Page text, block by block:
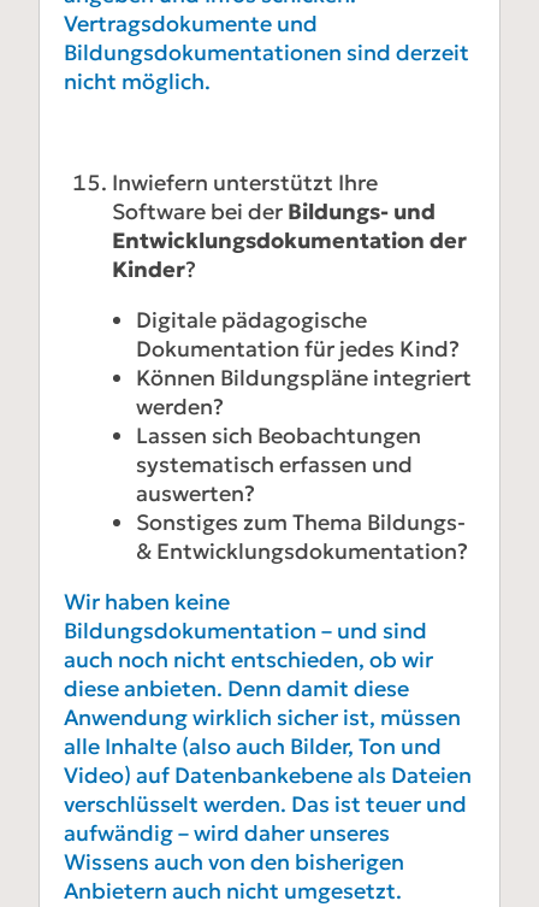
Vertragsdokumente und
Bildungsdokumentationen sind derzeit
nicht möglich.
Inwiefern unterstützt Ihre
Software bei der Bildungs- und
Entwicklungsdokumentation der
Kinder?
Digitale pädagogische
Dokumentation für jedes Kind?
Können Bildungspläne integriert
werden?
Lassen sich Beobachtungen
systematisch erfassen und
auswerten?
Sonstiges zum Thema Bildungs-
& Entwicklungsdokumentation?
Wir haben keine
Bildungsdokumentation – und sind
auch noch nicht entschieden, ob wir
diese anbieten. Denn damit diese
Anwendung wirklich sicher ist, müssen
alle Inhalte (also auch Bilder, Ton und
Video) auf Datenbankebene als Dateien
verschlüsselt werden. Das ist teuer und
aufwändig – wird daher unseres
Wissens auch von den bisherigen
Anbietern auch nicht umgesetzt.